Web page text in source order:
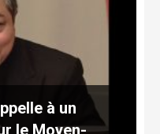
à un
le Moyen-